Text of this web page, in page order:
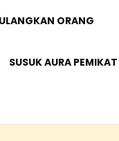
ORANG
SUSUK AURA PEMIKAT